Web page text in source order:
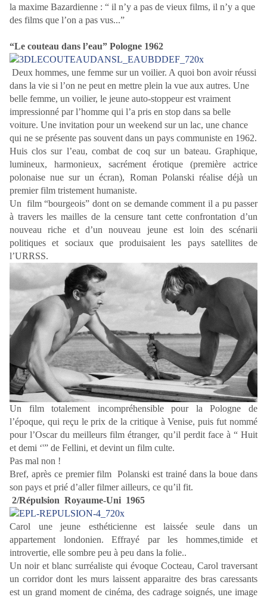
la maxime Bazardienne : “ il n’y a pas de vieux films, il n’y a que
des films que l’on a pas vus...”
“Le couteau dans l’eau” Pologne 1962
Deux hommes, une femme sur un voilier. A quoi bon avoir réussi
dans la vie si l’on ne peut en mettre plein la vue aux autres. Une
belle femme, un voilier, le jeune auto-stoppeur est vraiment
impressionné par l’homme qui l’a pris en stop dans sa belle
voiture. Une invitation pour un weekend sur un lac, une chance
qui ne se présente pas souvent dans un pays communiste en 1962.
Huis clos sur l’eau, combat de coq sur un bateau. Graphique,
lumineux, harmonieux, sacrément érotique (première actrice
polonaise nue sur un écran), Roman Polanski réalise déjà un
premier film tristement humaniste.
Un film “bourgeois” dont on se demande comment il a pu passer
à travers les mailles de la censure tant cette confrontation d’un
nouveau riche et d’un nouveau jeune est loin des scénarii
politiques et sociaux que produisaient les pays satellites de
l’URRSS.
Un film totalement incompréhensible pour la Pologne de
l’époque, qui reçu le prix de la critique à Venise, puis fut nommé
pour l’Oscar du meilleurs film étranger, qu’il perdit face à “ Huit
et demi ‘'” de Fellini, et devint un film culte.
Pas mal non !
Bref, après ce premier film Polanski est trainé dans la boue dans
son pays et prié d’aller filmer ailleurs, ce qu’il fit.
2/Répulsion Royaume-Uni 1965
Carol une jeune esthéticienne est laissée seule dans un
appartement londonien. Effrayé par les hommes,timide et
introvertie, elle sombre peu à peu dans la folie..
Un noir et blanc surréaliste qui évoque Cocteau, Carol traversant
un corridor dont les murs laissent apparaitre des bras caressants
est un grand moment de cinéma, des cadrage soignés, une image